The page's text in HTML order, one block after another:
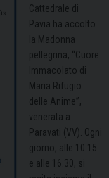
Cattedrale di
Pavia ha accolto
la Madonna
pellegrina, “Cuore
Immacolato di
Maria Rifugio
delle Anime”,
venerata a
Paravati (VV). Ogni
giorno, alle 10.15
e alle 16.30, si